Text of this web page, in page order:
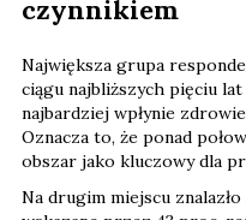
czynnikiem
Największa grupa
ciągu najbliższych pięciu
najbardziej wpłynie
Oznacza to, że ponad
obszar jako kluczowy dla
Na drugim miejscu